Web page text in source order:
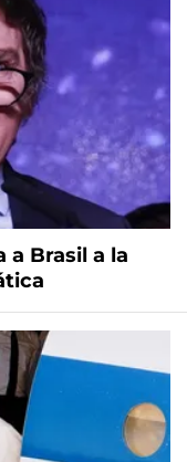
a Brasil a la